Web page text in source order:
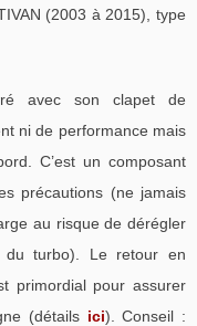
(2003 à 2015), type
avec son clapet de
ni de performance mais
C’est un composant
précautions (ne jamais
au risque de dérégler
du turbo). Le retour en
primordial pour assurer
(détails ici). Conseil :